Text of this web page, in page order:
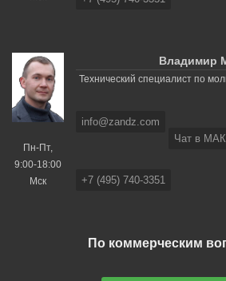
Пн-Пт,
9:00-18:00
Мск
Владимир
Технический специалист по
info@zandz.com
Чат в
+7 (495) 740-3351
По коммерческим